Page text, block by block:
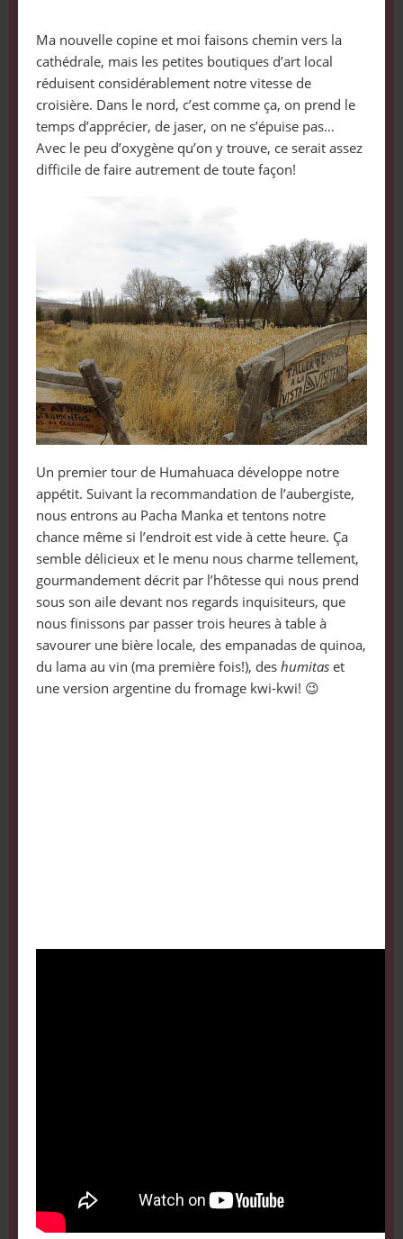
Ma nouvelle copine et moi faisons chemin vers la
cathédrale, mais les petites boutiques d’art local
réduisent considérablement notre vitesse de
croisière. Dans le nord, c’est comme ça, on prend le
temps d’apprécier, de jaser, on ne s’épuise pas…
Avec le peu d’oxygène qu’on y trouve, ce serait assez
difficile de faire autrement de toute façon!
Un premier tour de Humahuaca développe notre
appétit. Suivant la recommandation de l’aubergiste,
nous entrons au Pacha Manka et tentons notre
chance même si l’endroit est vide à cette heure. Ça
semble délicieux et le menu nous charme tellement,
gourmandement décrit par l’hôtesse qui nous prend
sous son aile devant nos regards inquisiteurs, que
nous finissons par passer trois heures à table à
savourer une bière locale, des empanadas de quinoa,
du lama au vin (ma première fois!), des humitaset
une version argentine du fromage kwi-kwi! 😉